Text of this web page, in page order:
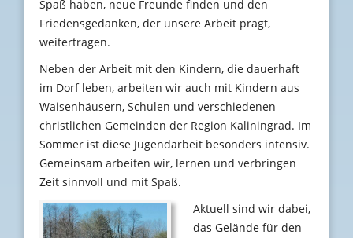
Spaß haben, neue Freunde finden und den
Friedensgedanken, der unsere Arbeit prägt,
weitertragen.
Neben der Arbeit mit den Kindern, die dauerhaft
im Dorf leben, arbeiten wir auch mit Kindern aus
Waisenhäusern, Schulen und verschiedenen
christlichen Gemeinden der Region Kaliningrad. Im
Sommer ist diese Jugendarbeit besonders intensiv.
Gemeinsam arbeiten wir, lernen und verbringen
Zeit sinnvoll und mit Spaß.
Aktuell sind wir dabei,
das Gelände für den